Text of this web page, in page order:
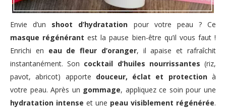
Envie d’un shoot d’hydratation pour votre peau ? Ce
masque régénérant est la pause bien-être qu’il vous faut !
Enrichi en eau de fleur d’oranger, il apaise et rafraîchit
instantanément. Son cocktail d’huiles nourrissantes (riz,
pavot, abricot) apporte douceur, éclat et protectionà
votre peau. Après un gommage, appliquez ce soin pour une
hydratation intense et une peau visiblement régénérée.